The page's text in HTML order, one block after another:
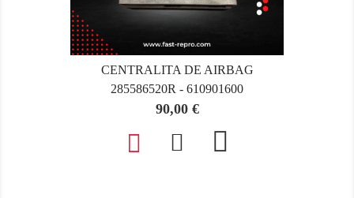
CENTRALITA DE AIRBAG
285586520R - 610901600
Precio
90,00 €
